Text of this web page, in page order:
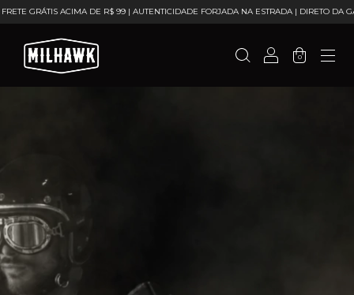
R$ 99 | AUTENTICIDADE FORJADA NA ESTRADA | DIRETO DA GARAGEM MILHAWK
0